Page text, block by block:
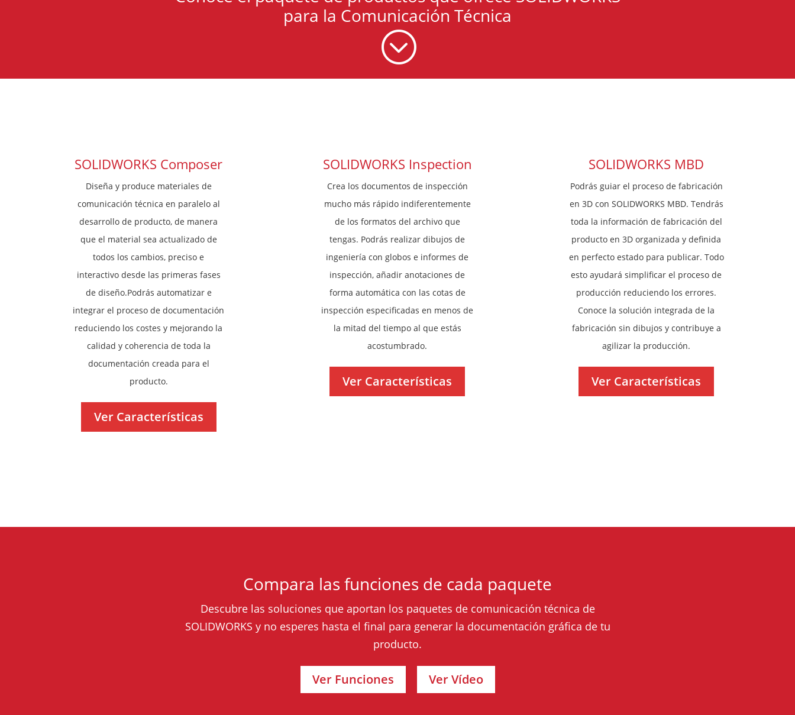
para la Comunicación Técnica
;
SOLIDWORKS Composer
Diseña y produce materiales de
comunicación técnica en paralelo al
desarrollo de producto, de manera
que el material sea actualizado de
todos los cambios, preciso e
interactivo desde las primeras fases
de diseño.Podrás automatizar e
integrar el proceso de documentación
reduciendo los costes y mejorando la
calidad y coherencia de toda la
documentación creada para el
producto.
Ver Características
SOLIDWORKS Inspection
Crea los documentos de inspección
mucho más rápido indiferentemente
de los formatos del archivo que
tengas. Podrás realizar dibujos de
ingeniería con globos e informes de
inspección, añadir anotaciones de
forma automática con las cotas de
inspección especificadas en menos de
la mitad del tiempo al que estás
acostumbrado.
Ver Características
SOLIDWORKS MBD
Podrás guiar el proceso de fabricación
en 3D con SOLIDWORKS MBD. Tendrás
toda la información de fabricación del
producto en 3D organizada y definida
en perfecto estado para publicar. Todo
esto ayudará simplificar el proceso de
producción reduciendo los errores.
Conoce la solución integrada de la
fabricación sin dibujos y contribuye a
agilizar la producción.
Ver Características
Compara las funciones de cada paquete
Descubre las soluciones que aportan los paquetes de comunicación técnica de
SOLIDWORKS y no esperes hasta el final para generar la documentación gráfica de tu
producto.
Ver Funciones Ver Vídeo